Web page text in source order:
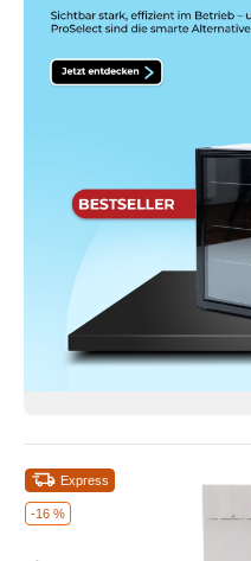
-16 %
Express